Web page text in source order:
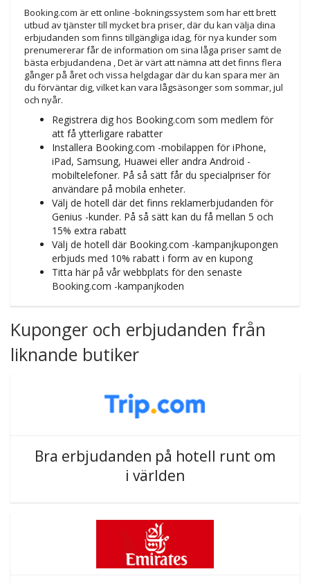
Booking.com är ett online -bokningssystem som har ett brett
utbud av tjänster till mycket bra priser, där du kan välja dina
erbjudanden som finns tillgängliga idag, för nya kunder som
prenumererar får de information om sina låga priser samt de
bästa erbjudandena , Det är värt att nämna att det finns flera
gånger på året och vissa helgdagar där du kan spara mer än
du förväntar dig, vilket kan vara lågsäsonger som sommar, jul
och nyår.
Registrera dig hos Booking.com som medlem för
att få ytterligare rabatter
Installera Booking.com -mobilappen för iPhone,
iPad, Samsung, Huawei eller andra Android -
mobiltelefoner. På så sätt får du specialpriser för
användare på mobila enheter.
Välj de hotell där det finns reklamerbjudanden för
Genius -kunder. På så sätt kan du få mellan 5 och
15% extra rabatt
Välj de hotell där Booking.com -kampanjkupongen
erbjuds med 10% rabatt i form av en kupong
Titta här på vår webbplats för den senaste
Booking.com -kampanjkoden
Kuponger och erbjudanden från
liknande butiker
Bra erbjudanden på hotell runt om
i världen